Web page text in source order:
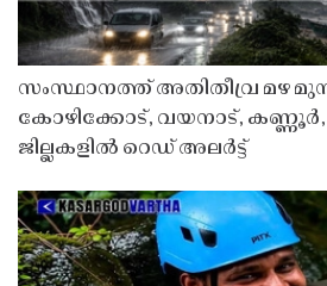
സംസ്ഥാനത്ത് അതിതീവ്ര മഴ
കോഴിക്കോട്, വയനാട്,
ജില്ലകളിൽ റെഡ് അലർട്ട്